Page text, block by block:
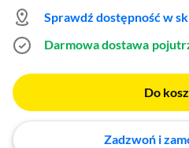
Sprawdź dostępność w
Darmowa dostawa
Do
Zadzwoń i